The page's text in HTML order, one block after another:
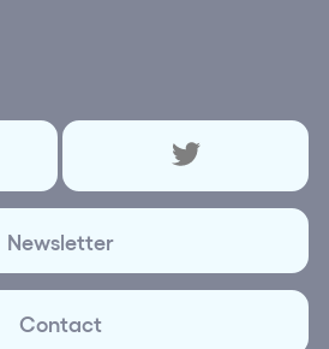
Newsletter
Contact